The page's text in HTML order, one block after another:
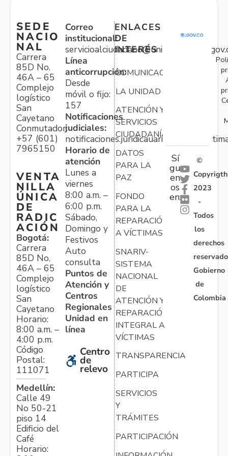
SEDE
NACIO
NAL
Carrera
85D No.
46A – 65
Complejo
logístico
San
Cayetano
Conmutador:
+57 (601)
7965150
VENTA
NILLA
ÚNICA
DE
RADIC
ACIÓN
Bogotá:
Carrera
85D No.
46A – 65
Complejo
logístico
San
Cayetano
Horario:
8:00 a.m. –
4:00 p.m.
Código
Postal:
111071
Medellín:
Calle 49
No 50-21
piso 14
Edificio del
Café
Horario:
Correo
institucional:
Línea
anticorrupción:
Desde
móvil o fijo:
157
Notificaciones
judiciales:
Horario de
atención
Lunes a
viernes
8:00 a.m. –
6:00 p.m.
Sábado,
Domingo y
Festivos
Auto
consulta
Puntos de
Atención y
Centros
Regionales
Unidad en
línea
Centro
de
relevo
ENLACES
DE
INTERÉS
COMUNICACIONES
LA UNIDAD
ATENCIÓN Y
SERVICIOS
CIUDADANÍA
DATOS
PARA LA
PAZ
FONDO
PARA LA
REPARACIÓN
A VÍCTIMAS
SNARIV-
SISTEMA
NACIONAL
DE
ATENCIÓN Y
REPARACIÓN
INTEGRAL A
VÍCTIMAS
TRANSPARENCIA
PARTICIPA
SERVICIOS
Y
TRÁMITES
PARTICIPACIÓN
Sí
gu
en
os
en:
©
Copyrigth
2023
-
Todos
los
derechos
Gobierno
de
Colombia